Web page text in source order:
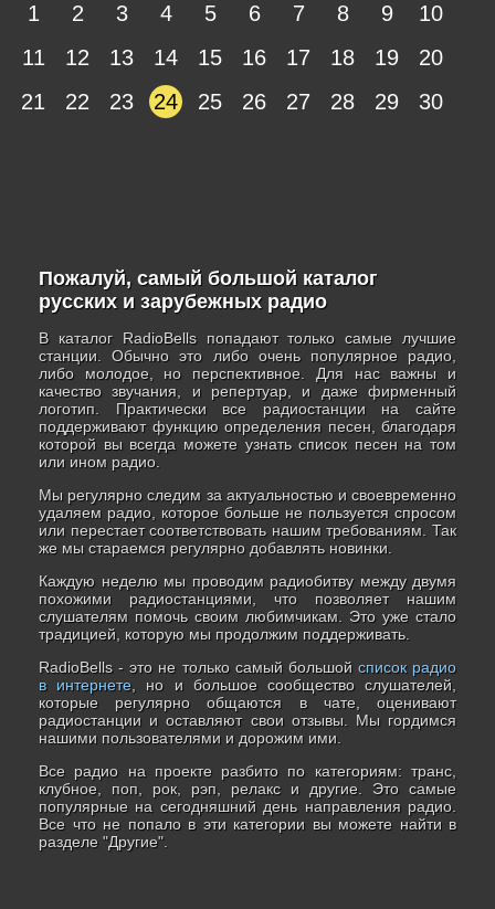
1 2 3 4 5 6 7 8 9
10
11
12 13 14 15 16 17 18 19
20
21
22 23 24 25 26 27 28 29 30
Пожалуй, самый большой каталог
русских и зарубежных радио
В каталог RadioBells попадают только самые лучшие
станции. Обычно это либо очень популярное радио,
либо молодое, но перспективное. Для нас важны и
качество звучания, и репертуар, и даже фирменный
логотип. Практически все радиостанции на сайте
поддерживают функцию определения песен, благодаря
которой вы всегда можете узнать список песен на том
или ином радио.
Мы регулярно следим за актуальностью и своевременно
удаляем радио, которое больше не пользуется спросом
или перестает соответствовать нашим требованиям. Так
же мы стараемся регулярно добавлять новинки.
Каждую неделю мы проводим радиобитву между двумя
похожими радиостанциями, что позволяет нашим
слушателям помочь своим любимчикам. Это уже стало
традицией, которую мы продолжим поддерживать.
RadioBells - это не только самый большой список радио
в интернете , но и большое сообщество слушателей,
которые регулярно общаются в чате, оценивают
радиостанции и оставляют свои отзывы. Мы гордимся
нашими пользователями и дорожим ими.
Все радио на проекте разбито по категориям: транс,
клубное, поп, рок, рэп, релакс и другие. Это самые
популярные на сегодняшний день направления радио.
Все что не попало в эти категории вы можете найти в
разделе "Другие".